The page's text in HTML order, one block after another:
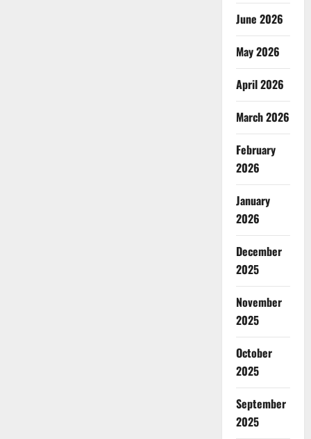
June 2026
May 2026
April 2026
March 2026
February
2026
January
2026
December
2025
November
2025
October
2025
September
2025